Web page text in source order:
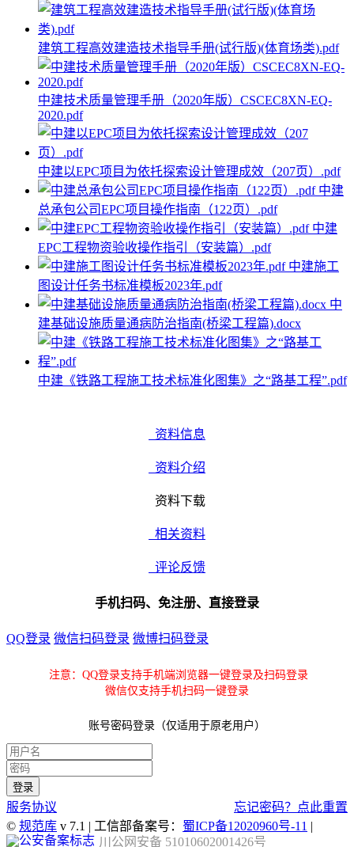
建筑工程高效建造技术指导手册(试行版)(体育场类).pdf
中建技术质量管理手册（2020年版）CSCEC8XN-EQ-
2020.pdf
中建以EPC项目为依托探索设计管理成效（207页）.pdf
中建
总承包公司EPC项目操作指南（122页）.pdf
中建
EPC工程物资验收操作指引（安装篇）.pdf
中建施工
图设计任务书标准模板2023年.pdf
中
建基础设施质量通病防治指南(桥梁工程篇).docx
中建《铁路工程施工技术标准化图集》之“路基工程”.pdf
资料信息
资料介绍
资料下载
相关资料
评论反馈
手机扫码、免注册、直接登录
QQ登录 微信扫码登录 微博扫码登录
注意：QQ登录支持手机端浏览器一键登录及扫码登录
微信仅支持手机扫码一键登录
账号密码登录（仅适用于原老用户）
服务协议
忘记密码？点此重置
© 规范库 v 7.1 | 工信部备案号： 蜀ICP备12020960号-11 |
川公网安备 51010602001426号